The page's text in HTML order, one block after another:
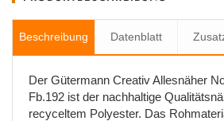
Beschreibung Datenblatt
Der Gütermann Creativ Allesnäher
Fb.192 ist der nachhaltige
recyceltem Polyester. Das